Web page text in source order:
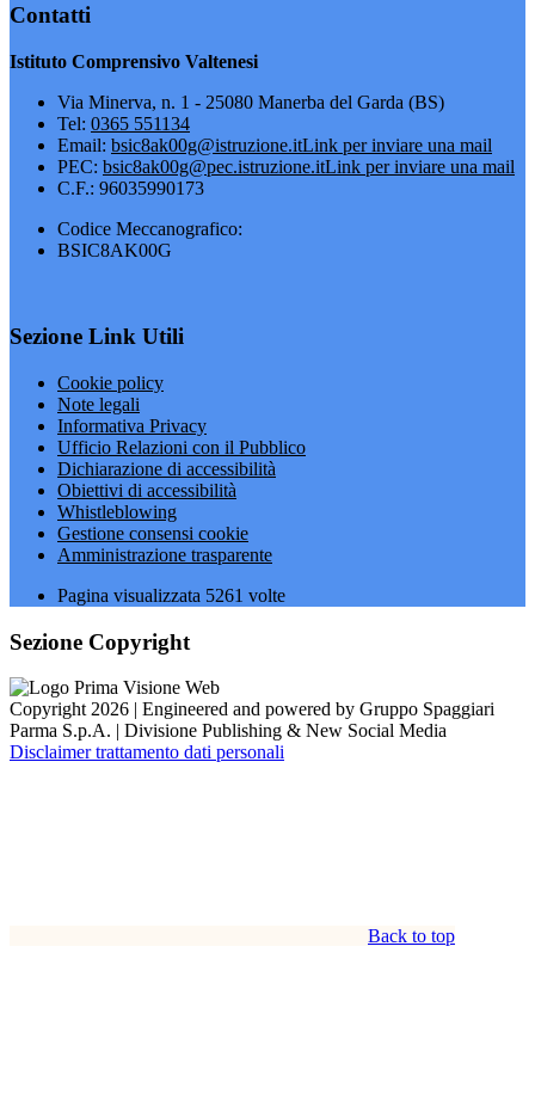
Contatti
Istituto Comprensivo Valtenesi
Via Minerva, n. 1 - 25080 Manerba del Garda (BS)
Tel: 0365 551134
Email: bsic8ak00g@istruzione.itLink per inviare una mail
PEC: bsic8ak00g@pec.istruzione.itLink per inviare una mail
C.F.: 96035990173
Codice Meccanografico:
BSIC8AK00G
Sezione Link Utili
Cookie policy
Note legali
Informativa Privacy
Ufficio Relazioni con il Pubblico
Dichiarazione di accessibilità
Obiettivi di accessibilità
Whistleblowing
Gestione consensi cookie
Amministrazione trasparente
Pagina visualizzata 5261 volte
Sezione Copyright
Copyright 2026 | Engineered and powered by Gruppo Spaggiari
Parma S.p.A. | Divisione Publishing & New Social Media
Disclaimer trattamento dati personali
Back to top